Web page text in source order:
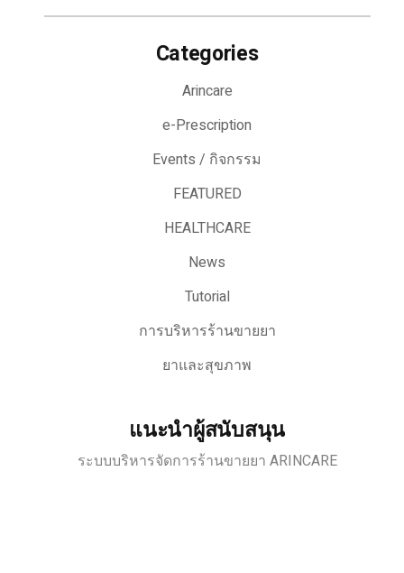
Categories
Arincare
e-Prescription
Events / กิจกรรม
FEATURED
HEALTHCARE
News
Tutorial
การบริหารร้านขายยา
ยาและสุขภาพ
แนะนำผู้สนับสนุน
ระบบบริหารจัดการร้านขายยา ARINCARE